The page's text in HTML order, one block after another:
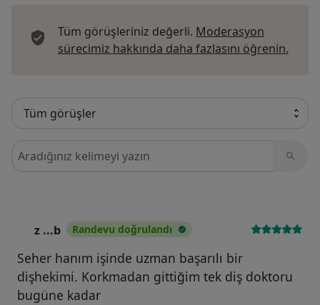
Tüm görüşleriniz değerli. Moderasyon
sürecimiz hakkında daha fazlasını öğrenin.
Görüşler içerisinde ara
z ...b Randevu doğrulandı
Seher hanım işinde uzman başarılı bir
dişhekimi. Korkmadan gittiğim tek diş doktoru
bugüne kadar